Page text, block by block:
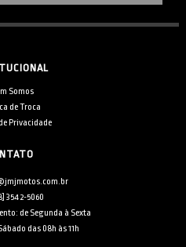
Somos
de Troca
Privacidade
3542-5060
de Segunda à Sexta
das 08h às 11h